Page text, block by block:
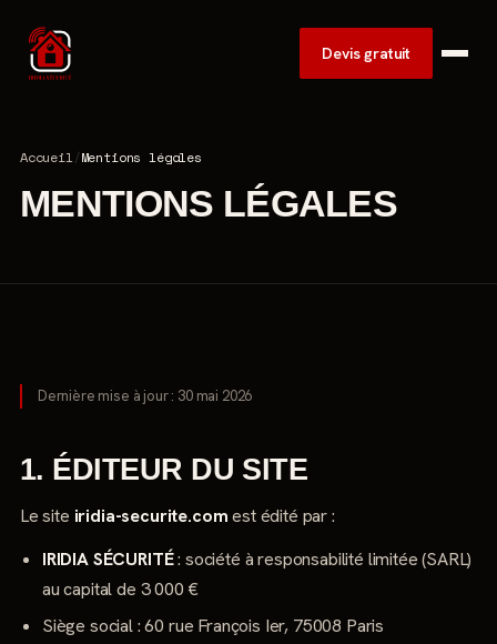
Devis gratuit
Accueil/Mentions légales
MENTIONS LÉGALES
Dernière mise à jour : 30 mai 2026
1. ÉDITEUR DU SITE
Le site iridia-securite.comest édité par :
IRIDIA SÉCURITÉ: société à responsabilité limitée (SARL)
au capital de 3 000 €
Siège social : 60 rue François Ier, 75008 Paris